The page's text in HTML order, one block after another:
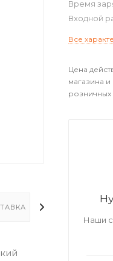
Время
Входной
Все
Цена
магазина и
розничных
Наши